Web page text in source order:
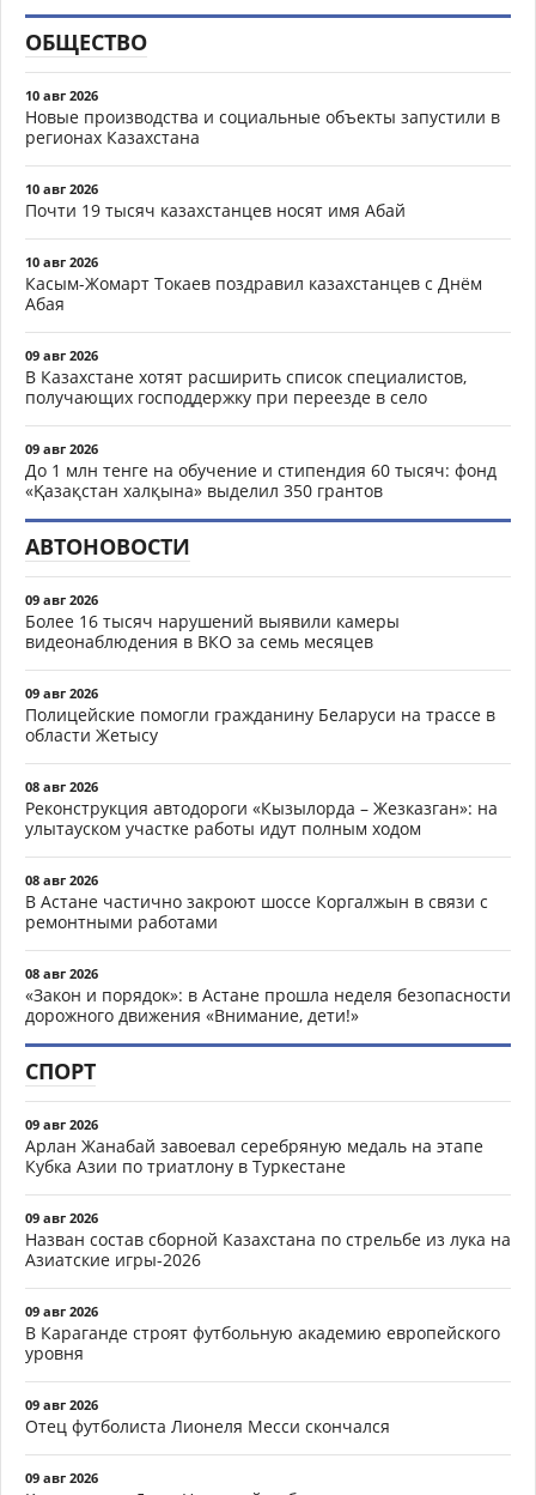
ОБЩЕСТВО
10 авг 2026
Новые производства и социальные объекты запустили в
регионах Казахстана
10 авг 2026
Почти 19 тысяч казахстанцев носят имя Абай
10 авг 2026
Касым-Жомарт Токаев поздравил казахстанцев с Днём
Абая
09 авг 2026
В Казахстане хотят расширить список специалистов,
получающих господдержку при переезде в село
09 авг 2026
До 1 млн тенге на обучение и стипендия 60 тысяч: фонд
«Қазақстан халқына» выделил 350 грантов
АВТОНОВОСТИ
09 авг 2026
Более 16 тысяч нарушений выявили камеры
видеонаблюдения в ВКО за семь месяцев
09 авг 2026
Полицейские помогли гражданину Беларуси на трассе в
области Жетысу
08 авг 2026
Реконструкция автодороги «Кызылорда – Жезказган»: на
улытауском участке работы идут полным ходом
08 авг 2026
В Астане частично закроют шоссе Коргалжын в связи с
ремонтными работами
08 авг 2026
«Закон и порядок»: в Астане прошла неделя безопасности
дорожного движения «Внимание, дети!»
СПОРТ
09 авг 2026
Арлан Жанабай завоевал серебряную медаль на этапе
Кубка Азии по триатлону в Туркестане
09 авг 2026
Назван состав сборной Казахстана по стрельбе из лука на
Азиатские игры-2026
09 авг 2026
В Караганде строят футбольную академию европейского
уровня
09 авг 2026
Отец футболиста Лионеля Месси скончался
09 авг 2026